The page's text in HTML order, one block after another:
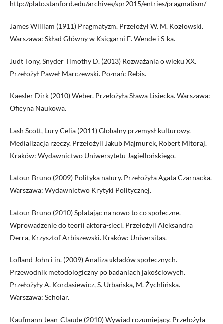
http://plato.stanford.edu/archives/spr2015/entries/pragmatism/
James William (1911) Pragmatyzm. Przełożył W. M. Kozłowski.
Warszawa: Skład Główny w Księgarni E. Wende i S-ka.
Judt Tony, Snyder Timothy D. (2013) Rozważania o wieku XX.
Przełożył Paweł Marczewski. Poznań: Rebis.
Kaesler Dirk (2010) Weber. Przełożyła Sława Lisiecka. Warszawa:
Oficyna Naukowa.
Lash Scott, Lury Celia (2011) Globalny przemysł kulturowy.
Medializacja rzeczy. Przełożyli Jakub Majmurek, Robert Mitoraj.
Kraków: Wydawnictwo Uniwersytetu Jagiellońskiego.
Latour Bruno (2009) Polityka natury. Przełożyła Agata Czarnacka.
Warszawa: Wydawnictwo Krytyki Politycznej.
Latour Bruno (2010) Splatając na nowo to co społeczne.
Wprowadzenie do teorii aktora-sieci. Przełożyli Aleksandra
Derra, Krzysztof Arbiszewski. Kraków: Universitas.
Lofland John i in. (2009) Analiza układów społecznych.
Przewodnik metodologiczny po badaniach jakościowych.
Przełożyły A. Kordasiewicz, S. Urbańska, M. Żychlińska.
Warszawa: Scholar.
Kaufmann Jean-Claude (2010) Wywiad rozumiejący. Przełożyła